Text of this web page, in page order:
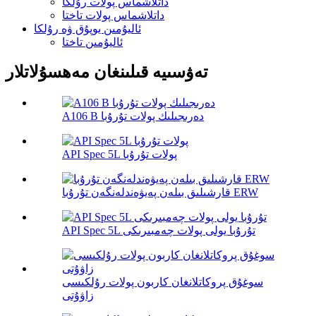
داتلاشماس پولات تاختا
ئاليۇمىن يوپۇق ۋە رۇلكا
ئاليۇمىن تاختا
تەۋسىيە قىلىنغان مەھسۇلاتلار
A106 B دەرىجىلىك پولات تۇرۇبا
API Spec 5L پولات تۇرۇبا
قارشىلىق بىلەن پەيۋەندلەنگەن تۇرۇبا ERW
API Spec 5L تۇرۇبا يولى پولات چەمبىرىكى
سوغۇق پروكاتلانغان كاربون پولات رۇلكىسى
زاۋۇتى